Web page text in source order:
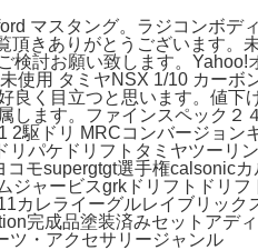
マスタング。ラジコンボ
頂きありがとうございます
検討お願い致します。
使用 タミヤNSX 1/10 カー
良く目立つと思います。値
します。ファインスペック
駆ドリ MRCコンバージョ
パケドリフトタミヤツー
モsupergtgt選手権calsonic
ャービスgrkドリフトドリ
カレライーグルレイブリッ
完成品塗装済みセットアデ
ツ・アクセサリージャンル